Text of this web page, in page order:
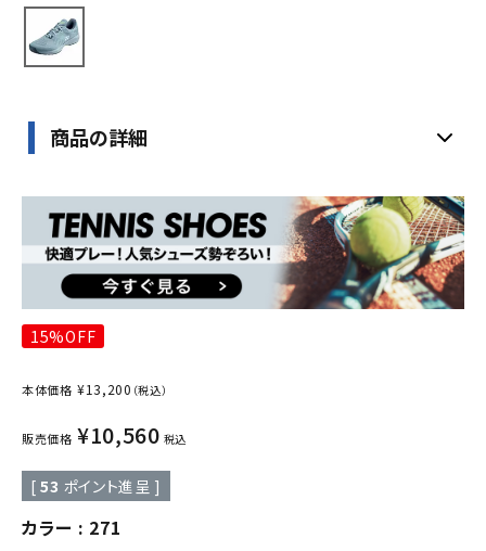
商品の詳細
15%OFF
本体価格 ¥13,200 （税込）
販売価格 ¥10,560 税込
[ 53 ポイント進呈 ]
カラー 271